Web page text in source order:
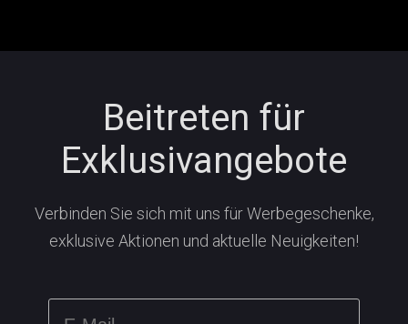
Beitreten für
Exklusivangebote
Verbinden Sie sich mit uns für Werbegeschenke,
exklusive Aktionen und aktuelle Neuigkeiten!